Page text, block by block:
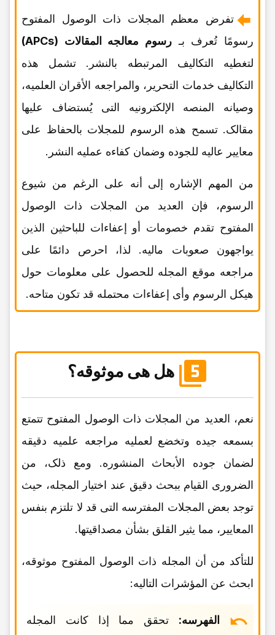
تفرض معظم المجلات ذات الوصول المفتوح
رسومًا تُعرف بـ رسوم معالجه المقالات (APCs)
لتغطیه التکالیف المرتبطه بالنشر. تشمل هذه
التکالیف خدمات التحریر، والمراجعه الأقران العلمیه،
وصیانه المنصه الإلکترونیه التی یُستضاف علیها
مقالک. تسمح هذه الرسوم للمجلات بالحفاظ على
معاییر عالیه للجوده وضمان کفاءه عملیه النشر.
من المهم الإشاره إلى أنه على الرغم من شیوع
الرسوم، فإن العدید من المجلات ذات الوصول
المفتوح تقدم خصومات أو إعفاءات للباحثین الذین
یواجهون صعوبات مالیه. لذا، احرص دائمًا على
مراجعه موقع المجله للحصول على معلومات حول
هیکل الرسوم وأی إعفاءات محتمله قد تکون متاحه.
هل هی موثوقه؟
نعم، العدید من المجلات ذات الوصول المفتوح تتمتع
بسمعه جیده وتخضع لعملیه مراجعه علمیه دقیقه
لضمان جوده الأبحاث المنشوره. ومع ذلک، من
الضروری القیام ببحث دقیق عند اختیار المجله، حیث
توجد بعض المجلات المفترسه التی قد لا تلتزم بنفس
المعاییر، مما یثیر القلق بشأن مصداقیتها.
للتأکد من أن المجله ذات الوصول المفتوح موثوقه،
ابحث عن المؤشرات التالیه:
الفهرسه: تحقق مما إذا کانت المجله